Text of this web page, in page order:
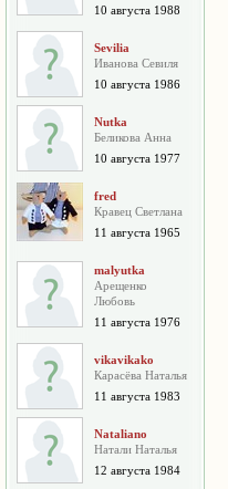
10 августа 1988
Sevilia
Иванова Севиля
10 августа 1986
Nutka
Беликова Анна
10 августа 1977
fred
Кравец Светлана
11 августа 1965
malyutka
Арещенко
Любовь
11 августа 1976
vikavikako
Карасёва Наталья
11 августа 1983
Nataliano
Натали Наталья
12 августа 1984